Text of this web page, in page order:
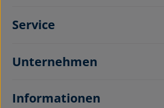
Service
Unternehmen
Informationen